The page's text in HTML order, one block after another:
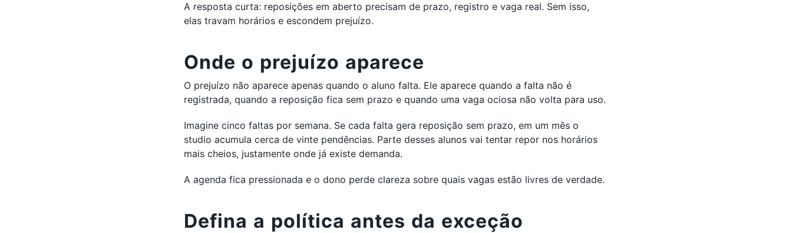
A resposta curta: reposições em aberto precisam de prazo, registro e vaga real. Sem isso,
elas travam horários e escondem prejuízo.
Onde o prejuízo aparece
O prejuízo não aparece apenas quando o aluno falta. Ele aparece quando a falta não é
registrada, quando a reposição fica sem prazo e quando uma vaga ociosa não volta para uso.
Imagine cinco faltas por semana. Se cada falta gera reposição sem prazo, em um mês o
studio acumula cerca de vinte pendências. Parte desses alunos vai tentar repor nos horários
mais cheios, justamente onde já existe demanda.
A agenda fica pressionada e o dono perde clareza sobre quais vagas estão livres de verdade.
Defina a política antes da exceção